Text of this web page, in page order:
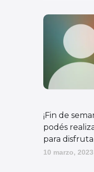
¡Fin de
podés
para
10 marzo, 2023